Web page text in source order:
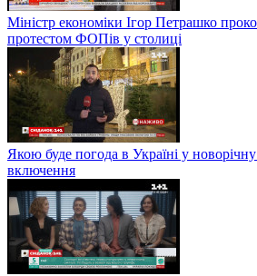
Міністр економіки Ігор Петрашко
протестом ФОПів у столиці
Якою буде погода в Україні у
включення